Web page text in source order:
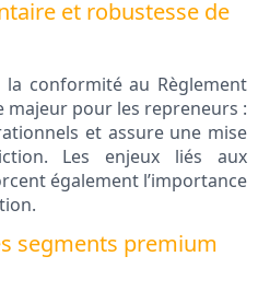
et robustesse de
la conformité au Règlement
majeur pour les repreneurs :
et assure une mise
Les enjeux liés aux
également l’importance
segments premium